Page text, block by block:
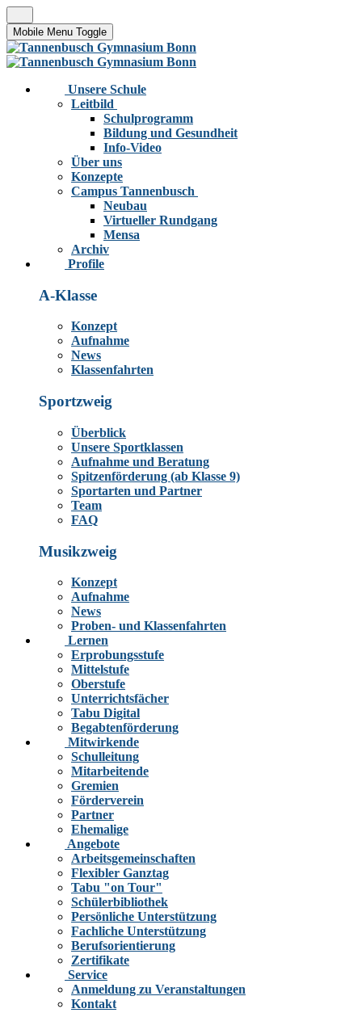
Mobile Menu Toggle
Unsere Schule
Leitbild
Schulprogramm
Bildung und Gesundheit
Info-Video
Über uns
Konzepte
Campus Tannenbusch
Neubau
Virtueller Rundgang
Mensa
Archiv
Profile
A-Klasse
Konzept
Aufnahme
News
Klassenfahrten
Sportzweig
Überblick
Unsere Sportklassen
Aufnahme und Beratung
Spitzenförderung (ab Klasse 9)
Sportarten und Partner
Team
FAQ
Musikzweig
Konzept
Aufnahme
News
Proben- und Klassenfahrten
Lernen
Erprobungsstufe
Mittelstufe
Oberstufe
Unterrichtsfächer
Tabu Digital
Begabtenförderung
Mitwirkende
Schulleitung
Mitarbeitende
Gremien
Förderverein
Partner
Ehemalige
Angebote
Arbeitsgemeinschaften
Flexibler Ganztag
Tabu "on Tour"
Schülerbibliothek
Persönliche Unterstützung
Fachliche Unterstützung
Berufsorientierung
Zertifikate
Service
Anmeldung zu Veranstaltungen
Kontakt